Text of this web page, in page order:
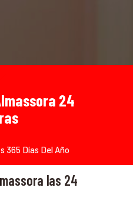
24
365 Días Del Año
las 24